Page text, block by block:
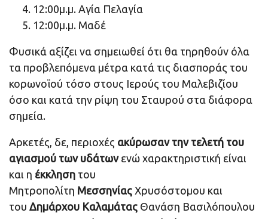
12:00μ.μ. Αγία Πελαγία
12:00μ.μ. Μαδέ
Φυσικά αξίζει να σημειωθεί ότι θα τηρηθούν όλα
τα προβλεπόμενα μέτρα κατά τις διασποράς του
κορωνοϊού τόσο στους Ιερούς του Μαλεβιζίου
όσο και κατά την ρίψη του Σταυρού στα διάφορα
σημεία.
Αρκετές, δε, περιοχές ακύρωσαν την τελετή του
αγιασμού των υδάτωνενώ χαρακτηριστική είναι
και η έκκληση του
Μητροπολίτη Μεσσηνίας Χρυσόστομου και
του Δημάρχου Καλαμάτας Θανάση Βασιλόπουλου